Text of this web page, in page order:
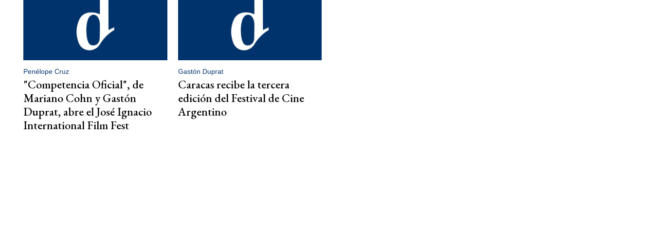
Penélope Cruz
"Competencia Oficial", de
Mariano Cohn y Gastón
Duprat, abre el José Ignacio
International Film Fest
Gastón Duprat
Caracas recibe la tercera
edición del Festival de Cine
Argentino